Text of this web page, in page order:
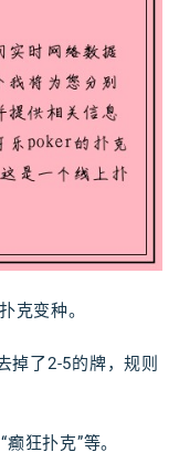
克变种。
掉了2-5的牌，规则
狂扑克”等。